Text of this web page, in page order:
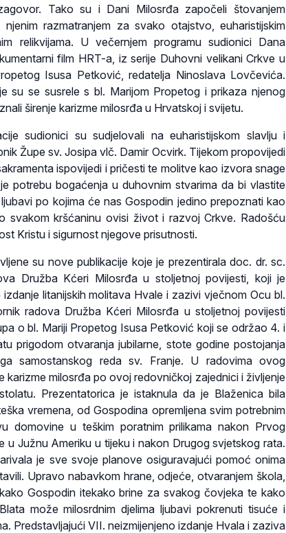
Tako su i Dani Milosrđa započeli štovanjem
razmatranjem za svako otajstvo, euharistijskim
relikvijama. U večernjem programu sudionici Dana
film HRT-a, iz serije Duhovni velikani Crkve u
Isusa Petković, redatelja Ninoslava Lovčevića.
su se susrele s bl. Marijom Propetog i prikaza njenog
širenje karizme milosrđa u Hrvatskoj i svijetu.
sudionici su sudjelovali na euharistijskom slavlju i
Župe sv. Josipa vlč. Damir Ocvirk. Tijekom propovijedi
ispovijedi i pričesti te molitve kao izvora snage
potrebu bogaćenja u duhovnim stvarima da bi vlastite
po kojima će nas Gospodin jedino prepoznati kao
svakom kršćaninu ovisi život i razvoj Crkve. Radošću
Kristu i sigurnost njegove prisutnosti.
su nove publikacije koje je prezentirala doc. dr. sc.
Družba Kćeri Milosrđa u stoljetnoj povijesti, koji je
litanijskih molitava Hvale i zazivi vječnom Ocu bl.
radova Družba Kćeri Milosrđa u stoljetnoj povijesti
o bl. Mariji Propetog Isusa Petković koji se održao 4. i
prigodom otvaranja jubilarne, stote godine postojanja
samostanskog reda sv. Franje. U radovima ovog
karizme milosrđa po ovoj redovničkoj zajednici i življenje
Prezentatorica je istaknula da je Blaženica bila
vremena, od Gospodina opremljena svim potrebnim
domovine u teškim poratnim prilikama nakon Prvog
u Južnu Ameriku u tijeku i nakon Drugog svjetskog rata.
je sve svoje planove osiguravajući pomoć onima
Upravo nabavkom hrane, odjeće, otvaranjem škola,
Gospodin itekako brine za svakog čovjeka te kako
može milosrdnim djelima ljubavi pokrenuti tisuće i
Predstavljajući VII. neizmijenjeno izdanje Hvala i zaziva